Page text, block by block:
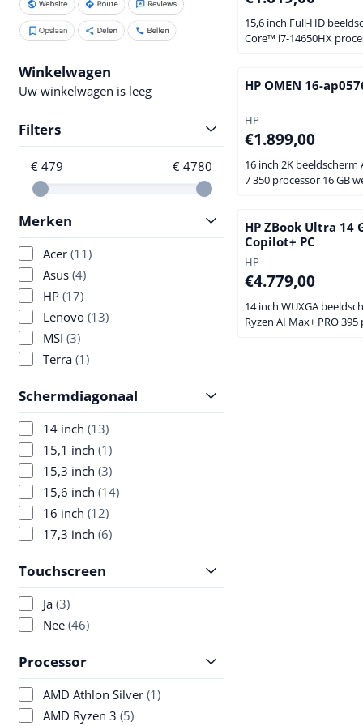
Winkelwagen
Uw winkelwagen is leeg
Filters
€ 479 € 4780
Merken
Acer (11)
Asus (4)
HP (17)
Lenovo (13)
MSI (3)
Terra (1)
Schermdiagonaal
14 inch (13)
15,1 inch (1)
15,3 inch (3)
15,6 inch (14)
16 inch (12)
17,3 inch (6)
Touchscreen
Ja (3)
Nee (46)
Processor
AMD Athlon Silver (1)
AMD Ryzen 3 (5)
15,6 inch Full-HD
Core™ i7-14650HX
eer en versla je vijanden.
draak. Hanteer het
doordrenkt met oude
runen van slashes, en
vijand met de
15...
HP OMEN 16-
Merk:
HP
Prijs: 1 899,00
€1.899,00
16 inch 2K beeldscherm
7 350 processor 16 GB
betere prestaties De HP OMEN 16-
ap0576nd is een krachtige
gaminglaptop
gamers en creators die
eisen. Aangedreven door
geavanceerde AMD
processor met een
HP ZBook Ultra 14
Copilot+ PC
Merk:
HP
Prijs: 4 779,00
€4.779,00
14 inch WUXGA
Ryzen AI Max+ PRO